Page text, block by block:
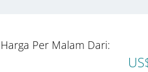
Harga Per Malam Dari: